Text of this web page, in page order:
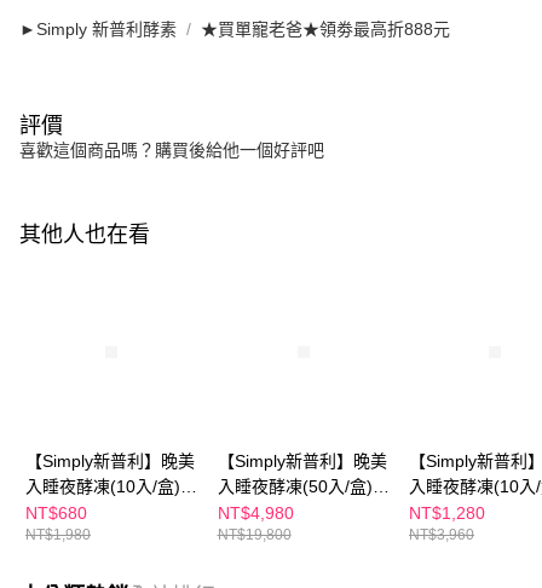
►Simply 新普利酵素 ★買單寵老爸★領劵最高折888元
評價
喜歡這個商品嗎？購買後給他一個好評吧
其他人也在看
【Simply新普利】晚美
入睡夜酵凍(10入/盒)
(x2盒)
NT$680
NT$1,980
【Simply新普利】晚美
入睡夜酵凍(50入/盒)
(x4盒)
NT$4,980
NT$19,800
【Simply新普利
入睡夜酵凍(10入
(x4盒)
NT$1,280
NT$3,960